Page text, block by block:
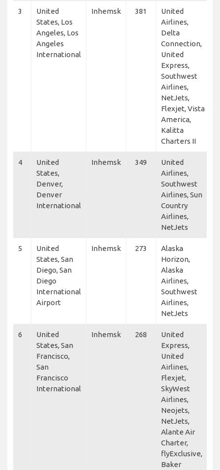
3
United
States, Los
Angeles, Los
Angeles
International
Inhemsk 381
United
Airlines,
Delta
Connection,
United
Express,
Southwest
Airlines,
NetJets,
Flexjet, Vista
America,
Kalitta
Charters II
4
United
States,
Denver,
Denver
International
Inhemsk 349
United
Airlines,
Southwest
Airlines, Sun
Country
Airlines,
NetJets
5
United
States, San
Diego, San
Diego
International
Airport
Inhemsk 273
Alaska
Horizon,
Alaska
Airlines,
Southwest
Airlines,
NetJets
6
United
States, San
Francisco,
San
Francisco
International
Inhemsk 268
United
Express,
United
Airlines,
Flexjet,
SkyWest
Airlines,
Neojets,
NetJets,
Alante Air
Charter,
flyExclusive,
Baker